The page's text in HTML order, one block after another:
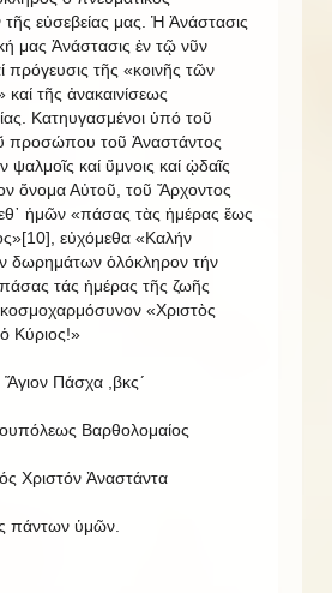
εὐσεβείας μας. Ἡ Ἀνάστασις
μας Ἀνάστασις ἐν τῷ νῦν
πρόγευσις τῆς «κοινῆς τῶν
τῆς ἀνακαινίσεως
Κατηυγασμένοι ὑπό τοῦ
προσώπου τοῦ Ἀναστάντος
ψαλμοῖς καί ὕμνοις καί ᾠδαῖς
ὄνομα Αὐτοῦ, τοῦ Ἄρχοντος
ἡμῶν «πάσας τὰς ἡμέρας ἕως
εὐχόμεθα «Καλήν
δωρημάτων ὁλόκληρον τήν
τάς ἡμέρας τῆς ζωῆς
«Χριστὸς
Κύριος!»
Πάσχα ,βκς´
Βαρθολομαίος
Χριστόν Ἀναστάντα
πάντων ὑμῶν.